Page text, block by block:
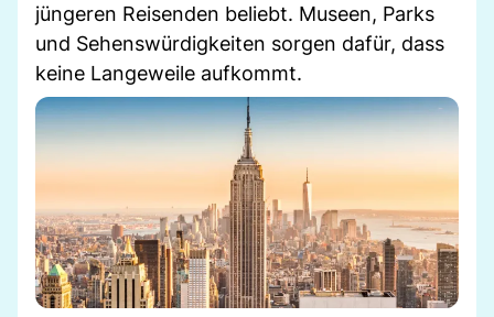
jüngeren Reisenden beliebt. Museen, Parks
und Sehenswürdigkeiten sorgen dafür, dass
keine Langeweile aufkommt.